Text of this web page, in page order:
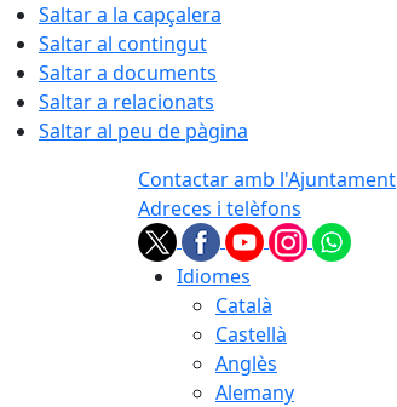
Saltar a la capçalera
Saltar al contingut
Saltar a documents
Saltar a relacionats
Saltar al peu de pàgina
Contactar amb l'Ajuntament
Adreces i telèfons
Idiomes
Català
Castellà
Anglès
Alemany